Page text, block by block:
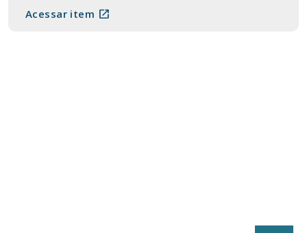
Acessar item open_in_new